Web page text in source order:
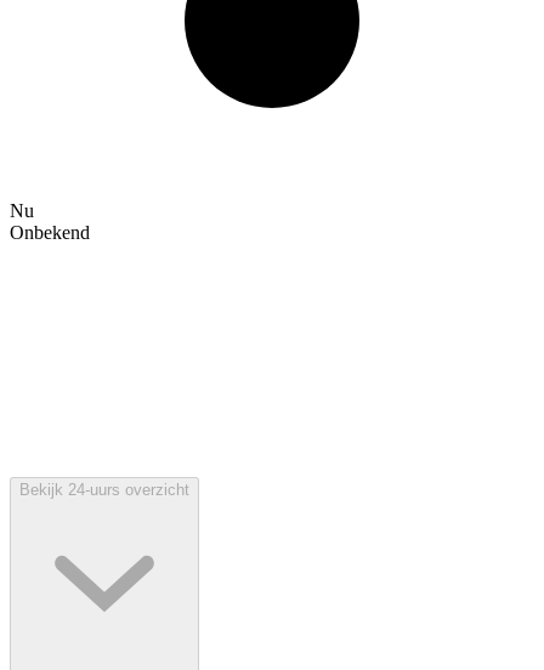
Nu
Onbekend
Bekijk 24-uurs overzicht